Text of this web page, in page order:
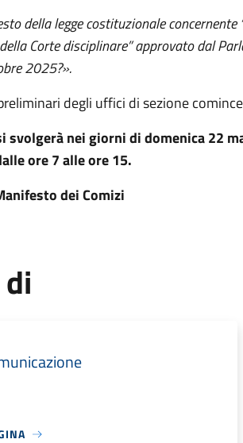
della legge costituzionale
Corte disciplinare” approvato dal
2025?».
degli uffici di sezione
svolgerà nei giorni di domenica 22
ore 7 alle ore 15.
dei Comizi